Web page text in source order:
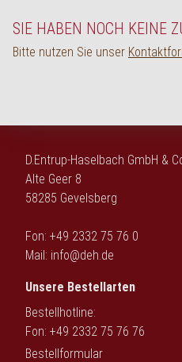
SIE HABEN NOCH KEINE
Bitte nutzen Sie unser
D.Entrup-Haselbach GmbH &
Alte Geer 8
58285 Gevelsberg
Fon: +49 2332 75 76 0
Mail: info@deh.de
Unsere Bestellarten
Bestellhotline:
Fon: +49 2332 75 76 76
Bestellformular
English